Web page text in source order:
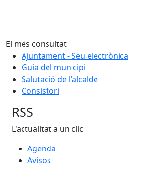
El més consultat
Ajuntament - Seu electrònica
Guia del municipi
Salutació de l'alcalde
Consistori
RSS
L'actualitat a un clic
Agenda
Avisos